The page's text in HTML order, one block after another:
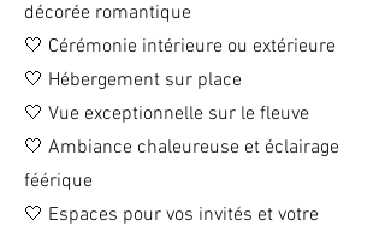
décorée romantique
🤍 Cérémonie intérieure ou extérieure
🤍 Hébergement sur place
🤍 Vue exceptionnelle sur le fleuve
🤍 Ambiance chaleureuse et éclairage
féérique
🤍 Espaces pour vos invités et votre